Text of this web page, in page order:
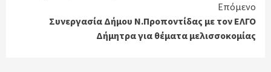
Επόμενο
Συνεργασία Δήμου Ν.Προποντίδας με τον ΕΛΓΟ
Δήμητρα για θέματα μελισσοκομίας